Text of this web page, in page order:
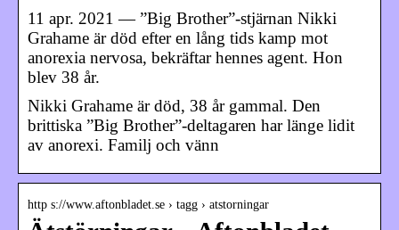
11 apr. 2021 — ”Big Brother”-stjärnan Nikki
Grahame är död efter en lång tids kamp mot
anorexia nervosa, bekräftar hennes agent. Hon
blev 38 år.
Nikki Grahame är död, 38 år gammal. Den
brittiska ”Big Brother”-deltagaren har länge lidit
av anorexi. Familj och vänn
http s://www.aftonbladet.se › tagg › atstorningar